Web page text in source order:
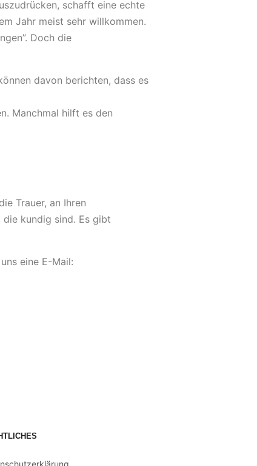
schafft eine echte
Jahr meist sehr willkommen.
Doch die
davon berichten, dass es
Manchmal hilft es den
Trauer, an Ihren
die kundig sind. Es gibt
eine E-Mail: